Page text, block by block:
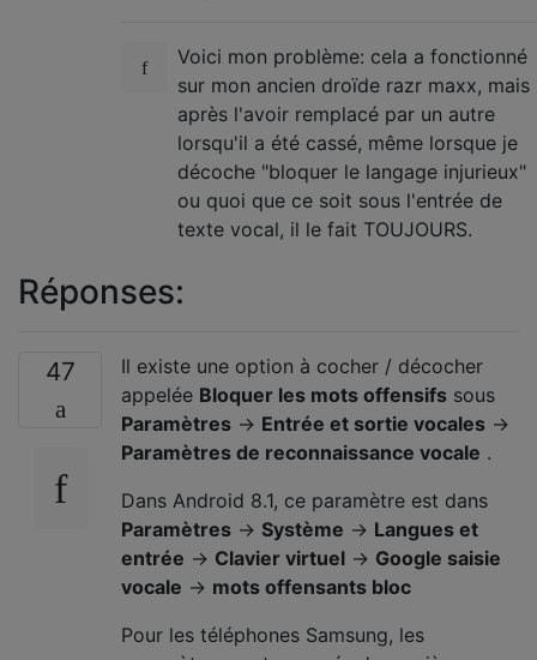
Voici mon problème: cela a fonctionné
sur mon ancien droïde razr maxx, mais
après l'avoir remplacé par un autre
lorsqu'il a été cassé, même lorsque je
décoche "bloquer le langage injurieux"
ou quoi que ce soit sous l'entrée de
texte vocal, il le fait TOUJOURS.
Réponses:
47
Il existe une option à cocher / décocher
appelée Bloquer les mots offensifs sous
Paramètres → Entrée et sortie vocales →
Paramètres de reconnaissance vocale .
Dans Android 8.1, ce paramètre est dans
Paramètres → Système → Langues et
entrée → Clavier virtuel → Google saisie
vocale → mots offensants bloc
Pour les téléphones Samsung, les